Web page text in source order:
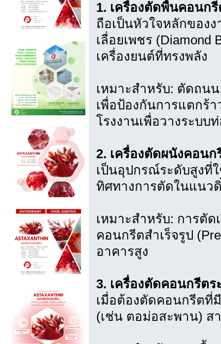
1. เครื่องตัดพื้นคอนก
ถือเป็นหัวใจหลักของ
เลื่อยเพชร
เครื่องยนต์ที่ทรงพลัง
เหมาะสำหรับ: ตัดถน
เพื่อป้องกันการแตกร้
โรงงานเพื่อวางระบบ
2. เครื่องตัดผนังคอนก
เป็นอุปกรณ์ระดับสูงที่
ทิศทางการตัดในแนว
เหมาะสำหรับ: การตั
คอนกรีตสำเร็จรูป
อาคารสูง
3. เครื่องตัดคอนกรีตร
เมื่อต้องตัดคอนกรีตที่
(เช่น ตอม่อสะพาน) ส